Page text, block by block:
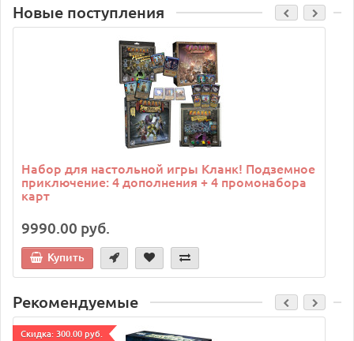
Новые поступления
Набор для настольной игры Кланк! Подземное
приключение: 4 дополнения + 4 промонабора
карт
9990.00 руб.
Купить
Рекомендуемые
Cкидка: 300.00 руб.